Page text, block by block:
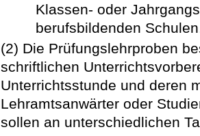
Klassen- oder
berufsbildenden
(2) Die Prüfungslehrproben
schriftlichen
Unterrichtsstunde und deren
Lehramtsanwärter oder
sollen an unterschiedlichen